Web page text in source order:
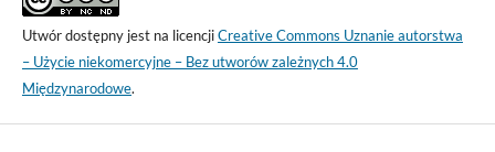
Utwór dostępny jest na licencjiCreative Commons Uznanie autorstwa
– Użycie niekomercyjne – Bez utworów zależnych 4.0
Międzynarodowe.